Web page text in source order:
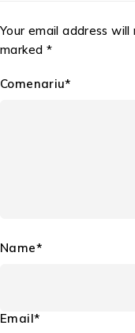
Your email address
marked *
Comenariu*
Name*
Email*